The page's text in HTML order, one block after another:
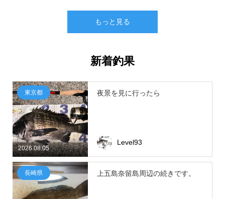
もっと見る
新着釣果
2026.08.05
東京都 夜景を見に行ったら
Level93
長崎県 上五島奈留島周辺の続きです。